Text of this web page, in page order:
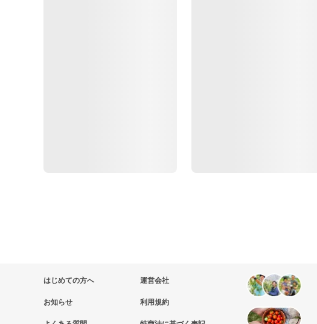
はじめての方へ
お知らせ
運営会社
利用規約